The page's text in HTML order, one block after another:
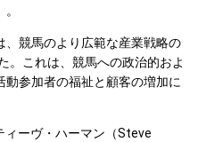
競馬のより広範な産業戦略の
。これは、競馬への政治的およ
参加者の福祉と顧客の増加に
ーヴ・ハーマン（Steve